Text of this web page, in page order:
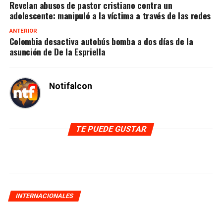
Revelan abusos de pastor cristiano contra un
adolescente: manipuló a la víctima a través de las redes
ANTERIOR
Colombia desactiva autobús bomba a dos días de la
asunción de De la Espriella
Notifalcon
TE PUEDE GUSTAR
INTERNACIONALES